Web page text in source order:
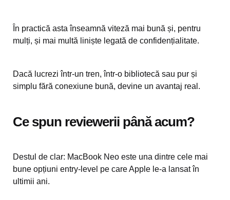
În practică asta înseamnă viteză mai bună și, pentru
mulți, și mai multă liniște legată de confidențialitate.
Dacă lucrezi într-un tren, într-o bibliotecă sau pur și
simplu fără conexiune bună, devine un avantaj real.
Ce spun reviewerii până acum?
Destul de clar: MacBook Neo este una dintre cele mai
bune opțiuni entry-level pe care Apple le-a lansat în
ultimii ani.